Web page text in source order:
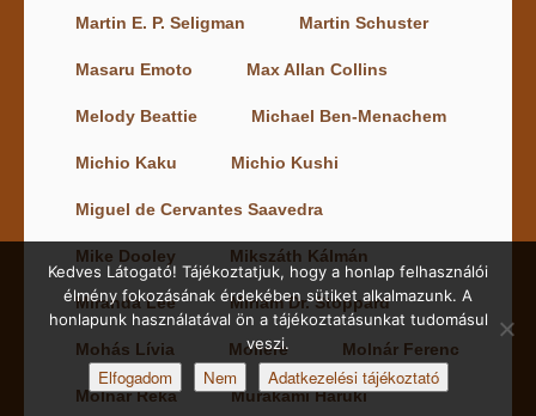
Martin E. P. Seligman Martin Schuster
Masaru Emoto Max Allan Collins
Melody Beattie Michael Ben-Menachem
Michio Kaku Michio Kushi
Miguel de Cervantes Saavedra
Mike Dooley Mikszáth Kálmán
Miranda Lee Miriam Dr. Stoppard
Mohás Lívia Moliere Molnár Ferenc
Molnár Réka Murakami Haruki
Kedves Látogató! Tájékoztatjuk, hogy a honlap felhasználói
élmény fokozásának érdekében sütiket alkalmazunk. A
honlapunk használatával ön a tájékoztatásunkat tudomásul
veszi.
Elfogadom Nem Adatkezelési tájékoztató